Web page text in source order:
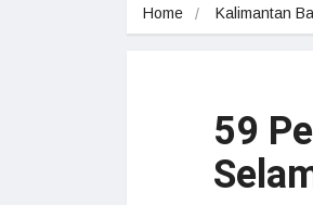
Home Kalimantan
59